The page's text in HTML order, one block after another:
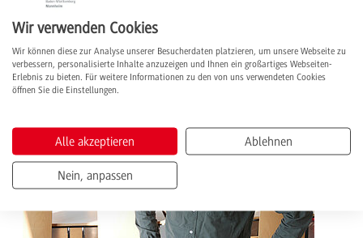
weiterlesen
Wir verwenden Cookies
Wir können diese zur Analyse unserer Besucherdaten platzieren, um unsere Webseite zu
verbessern, personalisierte Inhalte anzuzeigen und Ihnen ein großartiges Webseiten-
Erlebnis zu bieten. Für weitere Informationen zu den von uns verwendeten Cookies
öffnen Sie die Einstellungen.
Alle akzeptieren Ablehnen
Nein, anpassen